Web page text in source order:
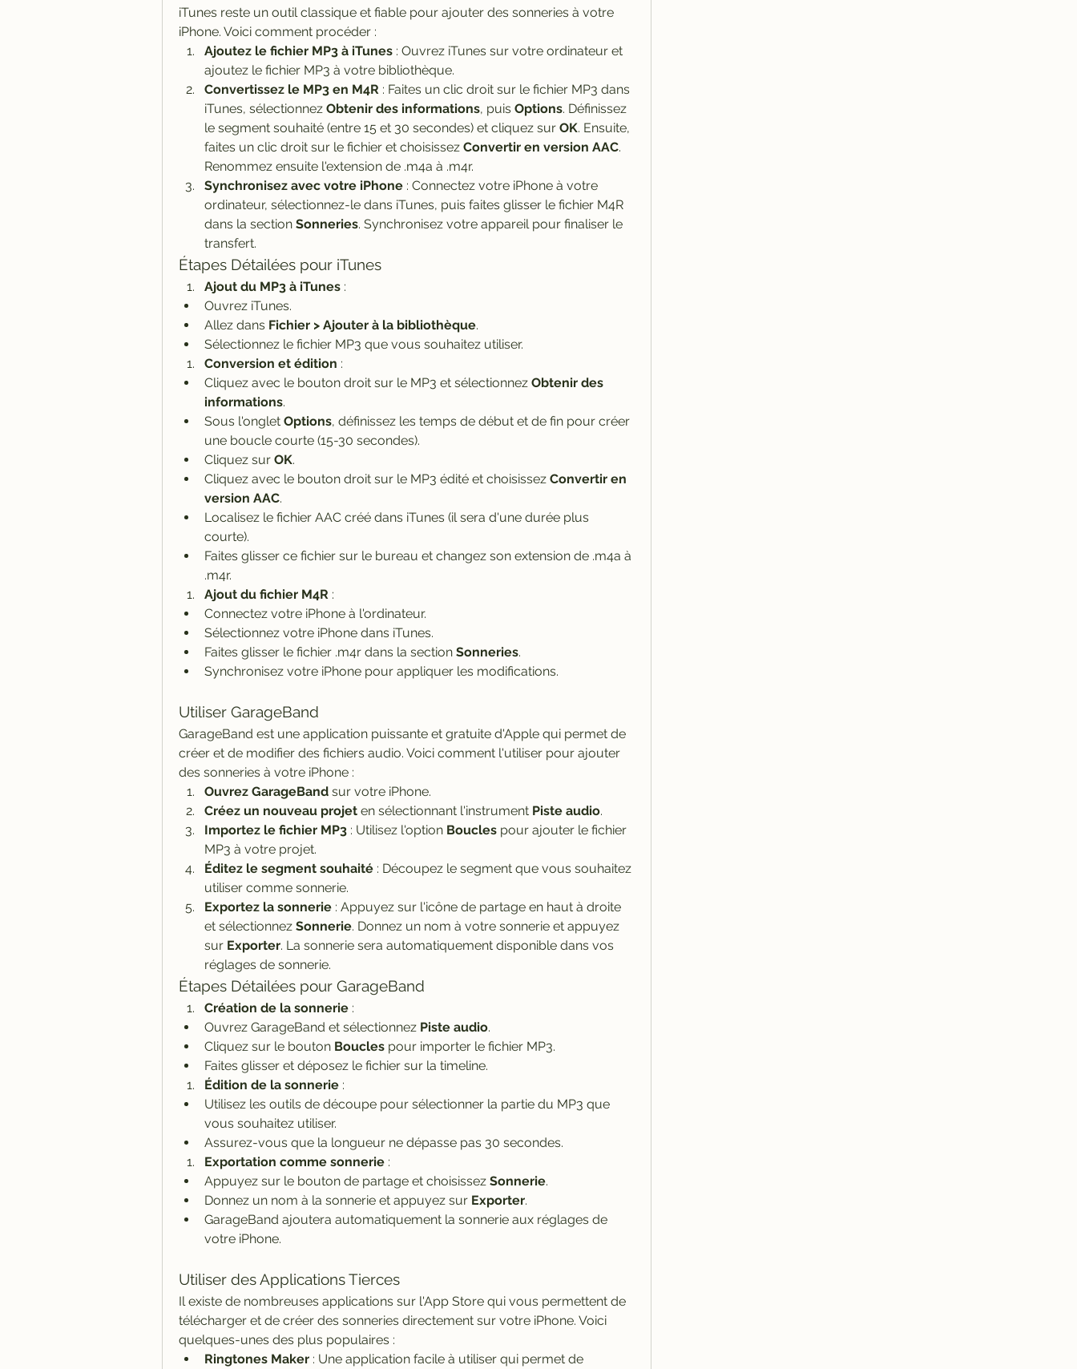
iTunes reste un outil classique et fiable pour ajouter des sonneries à votre
iPhone. Voici comment procéder :
Ajoutez le fichier MP3 à iTunes : Ouvrez iTunes sur votre ordinateur et
ajoutez le fichier MP3 à votre bibliothèque.
Convertissez le MP3 en M4R : Faites un clic droit sur le fichier MP3 dans
iTunes, sélectionnez Obtenir des informations, puis Options. Définissez
le segment souhaité (entre 15 et 30 secondes) et cliquez sur OK. Ensuite,
faites un clic droit sur le fichier et choisissez Convertir en version AAC.
Renommez ensuite l'extension de .m4a à .m4r.
Synchronisez avec votre iPhone : Connectez votre iPhone à votre
ordinateur, sélectionnez-le dans iTunes, puis faites glisser le fichier M4R
dans la section Sonneries. Synchronisez votre appareil pour finaliser le
transfert.
Étapes Détailées pour iTunes
Ajout du MP3 à iTunes :
Ouvrez iTunes.
Allez dans Fichier > Ajouter à la bibliothèque.
Sélectionnez le fichier MP3 que vous souhaitez utiliser.
Conversion et édition :
Cliquez avec le bouton droit sur le MP3 et sélectionnez Obtenir des
informations.
Sous l'onglet Options, définissez les temps de début et de fin pour créer
une boucle courte (15-30 secondes).
Cliquez sur OK.
Cliquez avec le bouton droit sur le MP3 édité et choisissez Convertir en
version AAC.
Localisez le fichier AAC créé dans iTunes (il sera d'une durée plus
courte).
Faites glisser ce fichier sur le bureau et changez son extension de .m4a à
.m4r.
Ajout du fichier M4R :
Connectez votre iPhone à l'ordinateur.
Sélectionnez votre iPhone dans iTunes.
Faites glisser le fichier .m4r dans la section Sonneries.
Synchronisez votre iPhone pour appliquer les modifications.
Utiliser GarageBand
GarageBand est une application puissante et gratuite d'Apple qui permet de
créer et de modifier des fichiers audio. Voici comment l'utiliser pour ajouter
des sonneries à votre iPhone :
Ouvrez GarageBand sur votre iPhone.
Créez un nouveau projet en sélectionnant l'instrument Piste audio.
Importez le fichier MP3 : Utilisez l'option Boucles pour ajouter le fichier
MP3 à votre projet.
Éditez le segment souhaité : Découpez le segment que vous souhaitez
utiliser comme sonnerie.
Exportez la sonnerie : Appuyez sur l'icône de partage en haut à droite
et sélectionnez Sonnerie. Donnez un nom à votre sonnerie et appuyez
sur Exporter. La sonnerie sera automatiquement disponible dans vos
réglages de sonnerie.
Étapes Détailées pour GarageBand
Création de la sonnerie :
Ouvrez GarageBand et sélectionnez Piste audio.
Cliquez sur le bouton Boucles pour importer le fichier MP3.
Faites glisser et déposez le fichier sur la timeline.
Édition de la sonnerie :
Utilisez les outils de découpe pour sélectionner la partie du MP3 que
vous souhaitez utiliser.
Assurez-vous que la longueur ne dépasse pas 30 secondes.
Exportation comme sonnerie :
Appuyez sur le bouton de partage et choisissez Sonnerie.
Donnez un nom à la sonnerie et appuyez sur Exporter.
GarageBand ajoutera automatiquement la sonnerie aux réglages de
votre iPhone.
Utiliser des Applications Tierces
Il existe de nombreuses applications sur l'App Store qui vous permettent de
télécharger et de créer des sonneries directement sur votre iPhone. Voici
quelques-unes des plus populaires :
Ringtones Maker : Une application facile à utiliser qui permet de